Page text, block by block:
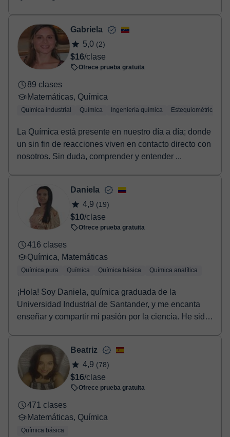
Gabriela
5,0 (2)
$16/clase
Ofrece prueba gratuita
89 clases
Matemáticas, Química
Química industrial Química Ingeniería química Estequiométrica
La Química está presente en nuestro día a día; donde
un sin fin de reacciones viven en contacto directo con
nosotros. Sin duda, comprender y entender ...
Daniela
4,9 (19)
$10/clase
Ofrece prueba gratuita
416 clases
Química, Matemáticas
Química pura Química Química básica Química analítica
¡Hola! Soy Daniela, química graduada de la
Universidad Industrial de Santander, y me encanta
enseñar y compartir mi pasión por la ciencia. He sido
Beatriz
4,9 (78)
$16/clase
Ofrece prueba gratuita
471 clases
Matemáticas, Química
Química básica